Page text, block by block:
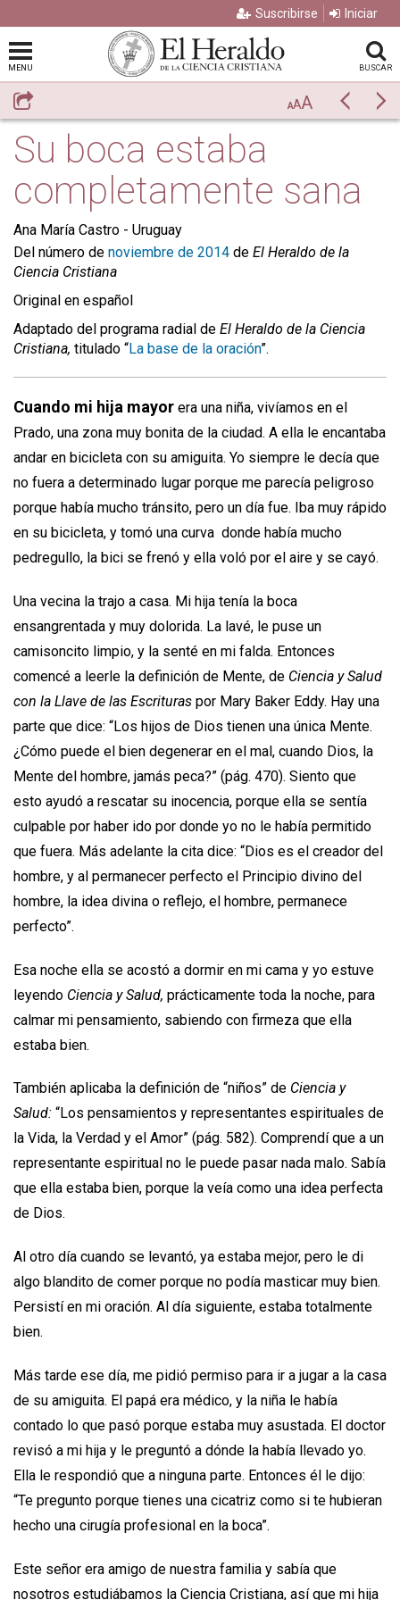
Suscribirse Iniciar
MENU BUSCAR
Compartir AAA Previo
Su boca estaba
completamente sana
Ana María Castro - Uruguay
Del número de noviembre de 2014 de El Heraldo de la
Ciencia Cristiana
Original en español
Adaptado del programa radial de El Heraldo de la Ciencia
Cristiana, titulado “La base de la oración”.
Cuando mi hija mayor era una niña, vivíamos en el
Prado, una zona muy bonita de la ciudad. A ella le encantaba
andar en bicicleta con su amiguita. Yo siempre le decía que
no fuera a determinado lugar porque me parecía peligroso
porque había mucho tránsito, pero un día fue. Iba muy rápido
en su bicicleta, y tomó una curva donde había mucho
pedregullo, la bici se frenó y ella voló por el aire y se cayó.
Una vecina la trajo a casa. Mi hija tenía la boca
ensangrentada y muy dolorida. La lavé, le puse un
camisoncito limpio, y la senté en mi falda. Entonces
comencé a leerle la definición de Mente, de Ciencia y Salud
con la Llave de las Escrituras por Mary Baker Eddy. Hay una
parte que dice: “Los hijos de Dios tienen una única Mente.
¿Cómo puede el bien degenerar en el mal, cuando Dios, la
Mente del hombre, jamás peca?” (pág. 470). Siento que
esto ayudó a rescatar su inocencia, porque ella se sentía
culpable por haber ido por donde yo no le había permitido
que fuera. Más adelante la cita dice: “Dios es el creador del
hombre, y al permanecer perfecto el Principio divino del
hombre, la idea divina o reflejo, el hombre, permanece
perfecto”.
Esa noche ella se acostó a dormir en mi cama y yo estuve
leyendo Ciencia y Salud, prácticamente toda la noche, para
calmar mi pensamiento, sabiendo con firmeza que ella
estaba bien.
También aplicaba la definición de “niños” de Ciencia y
Salud: “Los pensamientos y representantes espirituales de
la Vida, la Verdad y el Amor” (pág. 582). Comprendí que a un
representante espiritual no le puede pasar nada malo. Sabía
que ella estaba bien, porque la veía como una idea perfecta
de Dios.
Al otro día cuando se levantó, ya estaba mejor, pero le di
algo blandito de comer porque no podía masticar muy bien.
Persistí en mi oración. Al día siguiente, estaba totalmente
bien.
Más tarde ese día, me pidió permiso para ir a jugar a la casa
de su amiguita. El papá era médico, y la niña le había
contado lo que pasó porque estaba muy asustada. El doctor
revisó a mi hija y le preguntó a dónde la había llevado yo.
Ella le respondió que a ninguna parte. Entonces él le dijo:
“Te pregunto porque tienes una cicatriz como si te hubieran
hecho una cirugía profesional en la boca”.
Este señor era amigo de nuestra familia y sabía que
nosotros estudiábamos la Ciencia Cristiana, así que mi hija